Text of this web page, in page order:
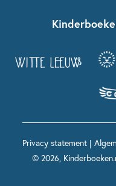
Kinderboeken diversiteit
Grappige kinderboeken
Spannende kinderboeken
Boekentips 12+ jaar
Voor volwassenen
Spekkie en Sproet
Maxi & Helium
Voor het onderwijs
Privacy statement|
© 2026,